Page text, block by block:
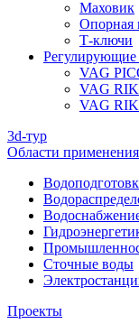
Маховик
Опорная
Т-ключи
VAG
VAG
VAG
3d-тур
Области применения
Сточные воды
Проекты